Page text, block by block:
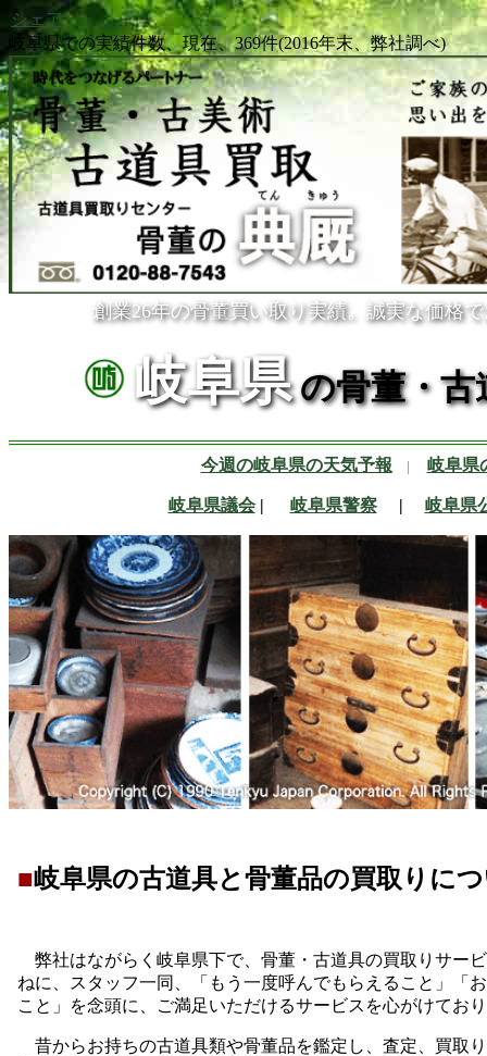
シェア
岐阜県での実績件数、現在、369件(2016年末、弊社調べ)
創業26年の骨董買い取り実績。誠実な価格
岐阜県 の骨董・古
今週の岐阜県の天気予報 | 岐阜県
岐阜県議会| 岐阜県警察| 岐阜県
■岐阜県の古道具と骨董品の買取りに
弊社はながらく岐阜県下で、骨董・古道具の買取りサー
ねに、スタッフ一同、「もう一度呼んでもらえること」「
こと」を念頭に、ご満足いただけるサービスを心がけてお
昔からお持ちの古道具類や骨董品を鑑定し、査定、買取